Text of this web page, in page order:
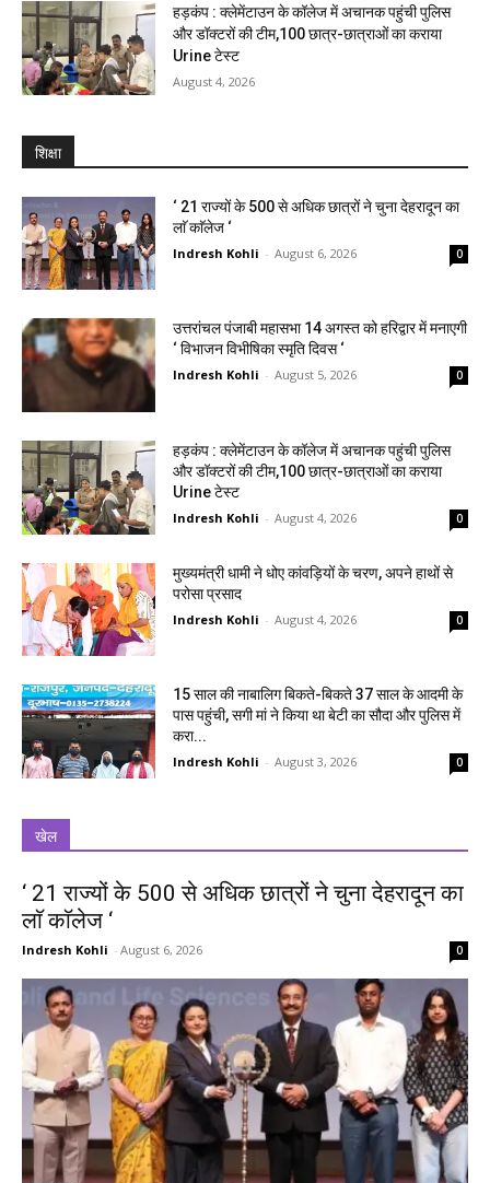
हड़कंप : क्लेमेंटाउन के कॉलेज में अचानक पहुंची पुलिस
और डॉक्टरों की टीम,100 छात्र-छात्राओं का कराया
Urine टेस्ट
August 4, 2026
शिक्षा
‘ 21 राज्यों के 500 से अधिक छात्रों ने चुना देहरादून का
लाॅ काॅलेज ‘
Indresh Kohli - August 6, 2026 0
उत्तरांचल पंजाबी महासभा 14 अगस्त को हरिद्वार में मनाएगी
‘ विभाजन विभीषिका स्मृति दिवस ‘
Indresh Kohli - August 5, 2026 0
हड़कंप : क्लेमेंटाउन के कॉलेज में अचानक पहुंची पुलिस
और डॉक्टरों की टीम,100 छात्र-छात्राओं का कराया
Urine टेस्ट
Indresh Kohli - August 4, 2026 0
मुख्यमंत्री धामी ने धोए कांवड़ियों के चरण, अपने हाथों से
परोसा प्रसाद
Indresh Kohli - August 4, 2026 0
15 साल की नाबालिग बिकते-बिकते 37 साल के आदमी के
पास पहुंची, सगी मां ने किया था बेटी का सौदा और पुलिस में
करा...
Indresh Kohli - August 3, 2026 0
खेल
‘ 21 राज्यों के 500 से अधिक छात्रों ने चुना देहरादून का
लाॅ काॅलेज ‘
Indresh Kohli - August 6, 2026 0